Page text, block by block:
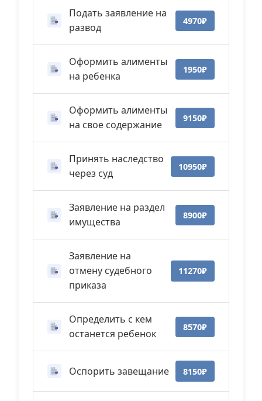
Подать заявление на
развод
4970₽
Оформить алименты
на ребенка
1950₽
Оформить алименты
на свое содержание
9150₽
Принять наследство
через суд
10950₽
Заявление на раздел
имущества
8900₽
Заявление на
отмену судебного
приказа
11270₽
Определить с кем
останется ребенок
8570₽
Оспорить завещание 8150₽